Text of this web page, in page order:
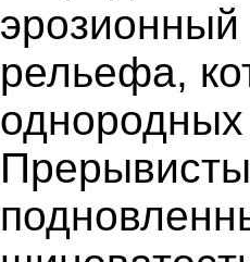
эрозионный
рельефа,
однородных